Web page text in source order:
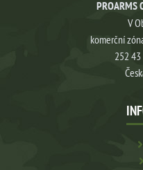
PROARMS
V
komerční
252